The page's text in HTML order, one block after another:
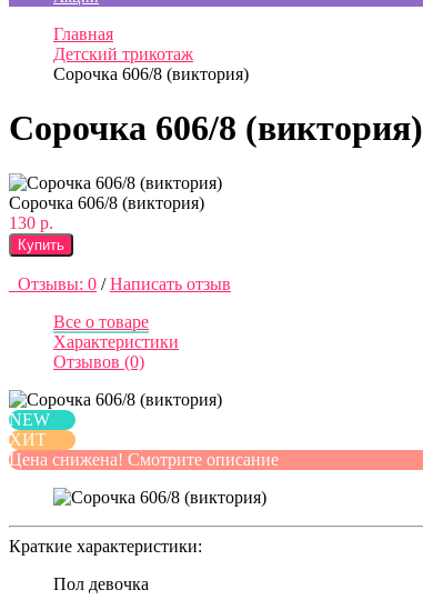
Главная
Детский трикотаж
Сорочка 606/8 (виктория)
Сорочка 606/8 (виктория)
Сорочка 606/8 (виктория)
130 р.
Купить
Отзывы: 0 / Написать отзыв
Все о товаре
Характеристики
Отзывов (0)
NEW
ХИТ
Цена снижена! Смотрите описание
Краткие характеристики:
Пол девочка